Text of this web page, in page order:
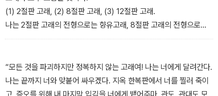
(1) 2절판 고래, (2) 8절판 고래, (3) 12절판 고래.
나는 2절판 고래의 전형으로는 향유고래, 8절판 고래의 전형으로는
솔잎돌고래, 12절판 고래의 전형으로는 돌고래를 제시하겠다.
참고래, ③긴수염고래, ④혹등고래, ⑤멸치고래, ⑥대왕고래……
“모든 것을 파괴하지만 정복하지 않는 고래여! 나는 너에게 달려간다.
나는 끝까지 너와 맞붙어 싸우겠다. 지옥 한복판에서 너를 찔러 죽이